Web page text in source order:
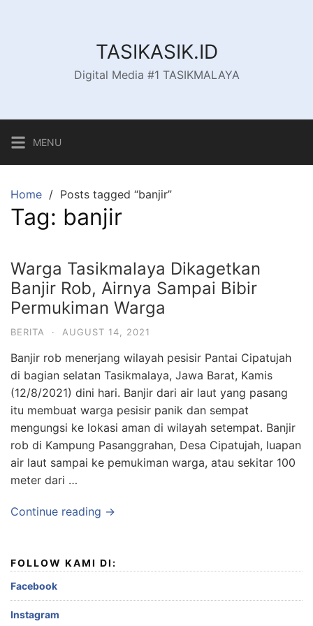
TASIKASIK.ID
Digital Media #1 TASIKMALAYA
MENU
Home Posts tagged “banjir”
Tag: banjir
Warga Tasikmalaya Dikagetkan
Banjir Rob, Airnya Sampai Bibir
Permukiman Warga
BERITA · AUGUST 14, 2021
Banjir rob menerjang wilayah pesisir Pantai Cipatujah
di bagian selatan Tasikmalaya, Jawa Barat, Kamis
(12/8/2021) dini hari. Banjir dari air laut yang pasang
itu membuat warga pesisir panik dan sempat
mengungsi ke lokasi aman di wilayah setempat. Banjir
rob di Kampung Pasanggrahan, Desa Cipatujah, luapan
air laut sampai ke pemukiman warga, atau sekitar 100
meter dari …
Continue reading →
FOLLOW KAMI DI:
Facebook
Instagram